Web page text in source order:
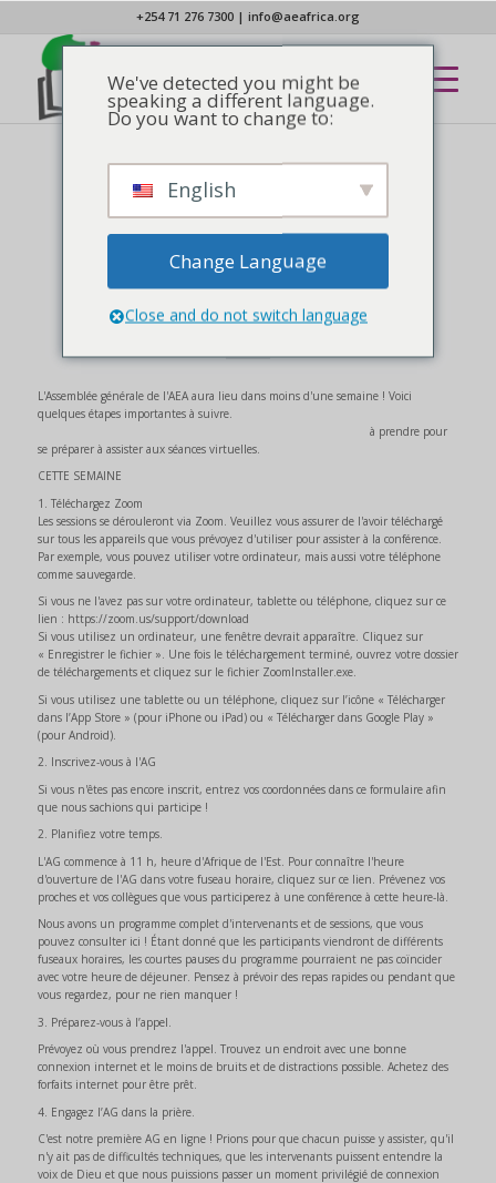
+254 71 276 7300| info@aeafrica.org
COMMUNIQUÉ DE PRESSE
Préparatifs importants
pour assister à l'AG en
ligne
L'Assemblée générale de l'AEA aura lieu dans moins d'une semaine ! Voici
quelques étapes importantes à suivre.
à prendre pour
se préparer à assister aux séances virtuelles.
CETTE SEMAINE
1. Téléchargez Zoom
Les sessions se dérouleront via Zoom. Veuillez vous assurer de l'avoir téléchargé
sur tous les appareils que vous prévoyez d'utiliser pour assister à la conférence.
Par exemple, vous pouvez utiliser votre ordinateur, mais aussi votre téléphone
comme sauvegarde.
Si vous ne l'avez pas sur votre ordinateur, tablette ou téléphone, cliquez sur ce
lien : https://zoom.us/support/download
Si vous utilisez un ordinateur, une fenêtre devrait apparaître. Cliquez sur
« Enregistrer le fichier ». Une fois le téléchargement terminé, ouvrez votre dossier
de téléchargements et cliquez sur le fichier ZoomInstaller.exe.
Si vous utilisez une tablette ou un téléphone, cliquez sur l’icône « Télécharger
dans l’App Store » (pour iPhone ou iPad) ou « Télécharger dans Google Play »
(pour Android).
2. Inscrivez-vous à l'AG
Si vous n'êtes pas encore inscrit, entrez vos coordonnées dans ce formulaire afin
que nous sachions qui participe !
2. Planifiez votre temps.
L'AG commence à 11 h, heure d'Afrique de l'Est. Pour connaître l'heure
d'ouverture de l'AG dans votre fuseau horaire, cliquez sur ce lien. Prévenez vos
proches et vos collègues que vous participerez à une conférence à cette heure-là.
Nous avons un programme complet d'intervenants et de sessions, que vous
pouvez consulter ici ! Étant donné que les participants viendront de différents
fuseaux horaires, les courtes pauses du programme pourraient ne pas coïncider
avec votre heure de déjeuner. Pensez à prévoir des repas rapides ou pendant que
vous regardez, pour ne rien manquer !
3. Préparez-vous à l’appel.
Prévoyez où vous prendrez l'appel. Trouvez un endroit avec une bonne
connexion internet et le moins de bruits et de distractions possible. Achetez des
forfaits internet pour être prêt.
4. Engagez l’AG dans la prière.
C'est notre première AG en ligne ! Prions pour que chacun puisse y assister, qu'il
n'y ait pas de difficultés techniques, que les intervenants puissent entendre la
voix de Dieu et que nous puissions passer un moment privilégié de connexion
We've detected you might be
speaking a different language.
Do you want to change to:
English
Change Language
Close and do not switch language